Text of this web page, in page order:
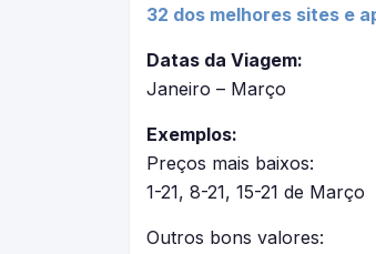
32 dos melhores sites e
Datas da Viagem:
Janeiro – Março
Exemplos:
Preços mais baixos:
1-21, 8-21, 15-21 de Março
Outros bons valores: